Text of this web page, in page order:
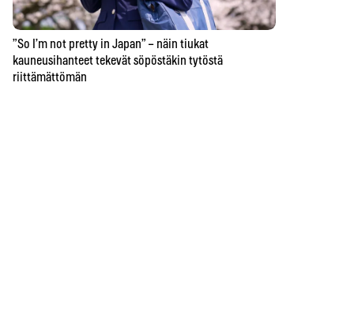
”So I’m not pretty in Japan” – näin tiukat
kauneusihanteet tekevät söpöstäkin tytöstä
riittämättömän